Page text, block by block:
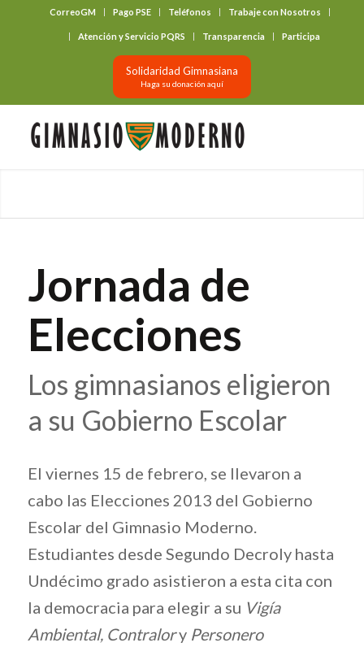
CorreoGM Pago PSE Teléfonos Trabaje con Nosotros
Atención y Servicio PQRS Transparencia Participa
Solidaridad Gimnasiana
Haga su donación aquí
Jornada de
Elecciones
Los gimnasianos eligieron
a su Gobierno Escolar
El viernes 15 de febrero, se llevaron a
cabo las Elecciones 2013 del Gobierno
Escolar del Gimnasio Moderno.
Estudiantes desde Segundo Decroly hasta
Undécimo grado asistieron a esta cita con
la democracia para elegir a su Vigía
Ambiental, ContraloryPersonero